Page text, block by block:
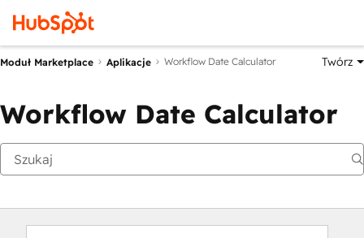
Moduł Marketplace Aplikacje Workflow Date Calculator Twórz
Workflow Date Calculator